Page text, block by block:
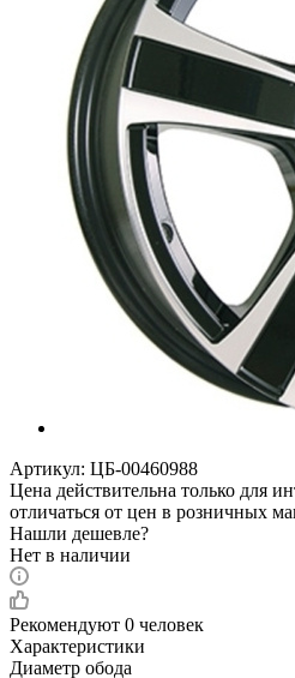
Артикул: ЦБ-00460988
Цена действительна только для
отличаться от цен в розничных
Нашли дешевле?
Нет в наличии
Рекомендуют 0 человек
Характеристики
Диаметр обода